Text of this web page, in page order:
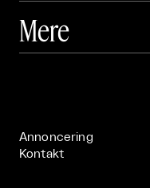
 Art Matter Festival
Mere
Annoncering
Kontakt